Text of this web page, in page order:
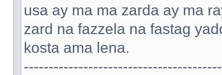
usa ay ma ma zarda ay ma
zard na fazzela na fastag
kosta ama lena.